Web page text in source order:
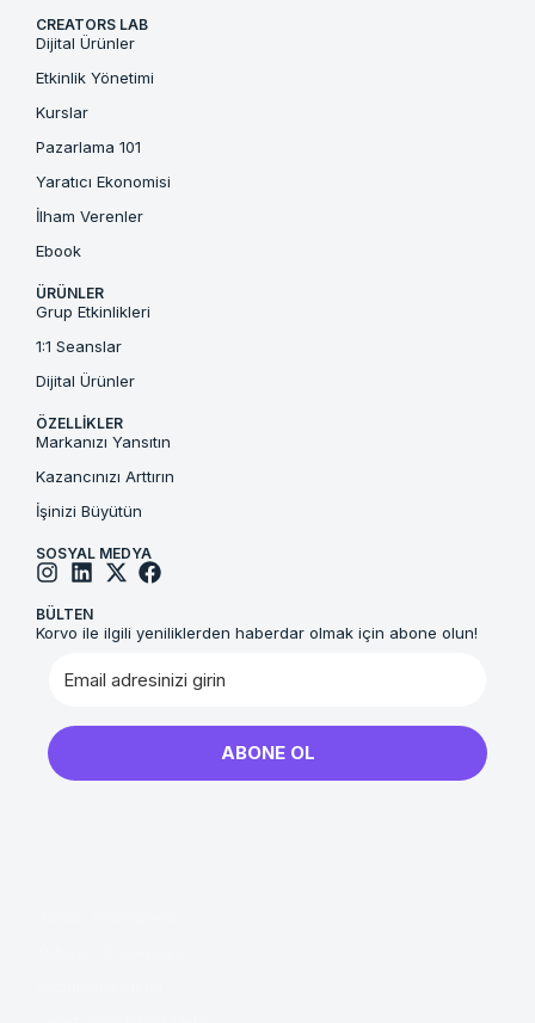
CREATORS LAB
Dijital Ürünler
Etkinlik Yönetimi
Kurslar
Pazarlama 101
Yaratıcı Ekonomisi
İlham Verenler
Ebook
ÜRÜNLER
Grup Etkinlikleri
1:1 Seanslar
Dijital Ürünler
ÖZELLIKLER
Markanızı Yansıtın
Kazancınızı Arttırın
İşinizi Büyütün
SOSYAL MEDYA
BÜLTEN
Korvo ile ilgili yeniliklerden haberdar olmak için abone olun!
ABONE OL